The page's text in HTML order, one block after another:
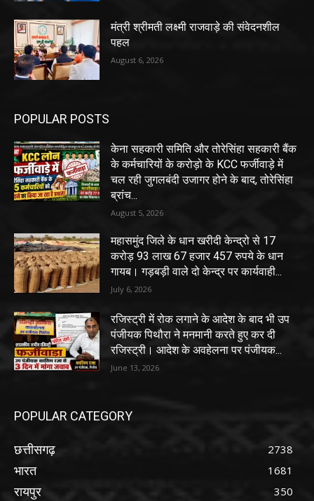
मंत्री श्रीमती लक्ष्मी राजवाड़े की संवेदनशील
पहल
August 6, 2026
POPULAR POSTS
केना सहकारी समिति और तोरेसिंहा सहकारी बैंक
के कर्मचारियों के करोड़ो के KCC फर्जीवाड़े में
चल रही जुगलबंदी उजागर होने के बाद, तोरेसिंहा
ब्रांच...
August 5, 2026
महासमुंद जिले के धान खरीदी केन्द्रो से 17
करोड़ 93 लाख 67 हजार 457 रुपये के धान
गायब। गड़बड़ी वाले दो केन्द्र पर कार्यवाही...
July 6, 2026
रजिस्ट्री में रोक लगाने के आदेश के बाद भी उप
पंजीयक पिथौरा ने मनमानी करते हुए कर दी
रजिस्ट्री। आदेश के अवहेलना पर पंजीयक...
June 13, 2026
POPULAR CATEGORY
छत्तीसगढ़ 2738
भारत 1681
रायपुर 350